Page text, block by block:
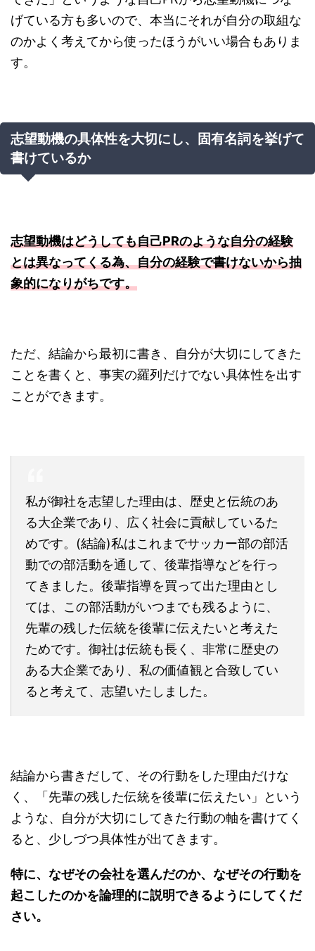
げている方も多いので、本当にそれが自分の取組な
のかよく考えてから使ったほうがいい場合もありま
す。
志望動機の具体性を大切にし、固有名詞を挙げて
書けているか
志望動機はどうしても自己PRのような自分の経験
とは異なってくる為、自分の経験で書けないから抽
象的になりがちです。
ただ、結論から最初に書き、自分が大切にしてきた
ことを書くと、事実の羅列だけでない具体性を出す
ことができます。
私が御社を志望した理由は、歴史と伝統のあ
る大企業であり、広く社会に貢献しているた
めです。(結論)私はこれまでサッカー部の部活
動での部活動を通して、後輩指導などを行っ
てきました。後輩指導を買って出た理由とし
ては、この部活動がいつまでも残るように、
先輩の残した伝統を後輩に伝えたいと考えた
ためです。御社は伝統も長く、非常に歴史の
ある大企業であり、私の価値観と合致してい
ると考えて、志望いたしました。
結論から書きだして、その行動をした理由だけな
く、「先輩の残した伝統を後輩に伝えたい」という
ような、自分が大切にしてきた行動の軸を書けてく
ると、少しづつ具体性が出てきます。
特に、なぜその会社を選んだのか、なぜその行動を
起こしたのかを論理的に説明できるようにしてくだ
さい。